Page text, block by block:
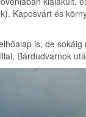
Kaposvárt és
is, de
Bárdudvarnok